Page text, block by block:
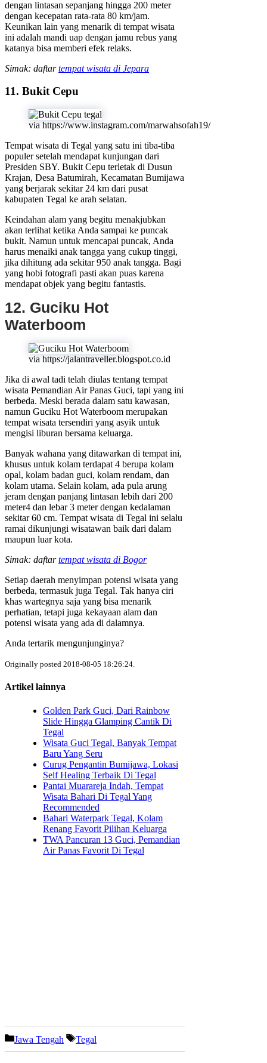
dengan lintasan sepanjang hingga 200 meter
dengan kecepatan rata-rata 80 km/jam.
Keunikan lain yang menarik di tempat wisata
ini adalah mandi uap dengan jamu rebus yang
katanya bisa memberi efek relaks.
Simak: daftartempat wisata di Jepara
11. Bukit Cepu
via https://www.instagram.com/marwahsofah19/
Tempat wisata di Tegal yang satu ini tiba-tiba
populer setelah mendapat kunjungan dari
Presiden SBY. Bukit Cepu terletak di Dusun
Krajan, Desa Batumirah, Kecamatan Bumijawa
yang berjarak sekitar 24 km dari pusat
kabupaten Tegal ke arah selatan.
Keindahan alam yang begitu menakjubkan
akan terlihat ketika Anda sampai ke puncak
bukit. Namun untuk mencapai puncak, Anda
harus menaiki anak tangga yang cukup tinggi,
jika dihitung ada sekitar 950 anak tangga. Bagi
yang hobi fotografi pasti akan puas karena
mendapat objek yang begitu fantastis.
12. Guciku Hot
Waterboom
via https://jalantraveller.blogspot.co.id
Jika di awal tadi telah diulas tentang tempat
wisata Pemandian Air Panas Guci, tapi yang ini
berbeda. Meski berada dalam satu kawasan,
namun Guciku Hot Waterboom merupakan
tempat wisata tersendiri yang asyik untuk
mengisi liburan bersama keluarga.
Banyak wahana yang ditawarkan di tempat ini,
khusus untuk kolam terdapat 4 berupa kolam
opal, kolam badan guci, kolam rendam, dan
kolam utama. Selain kolam, ada pula arung
jeram dengan panjang lintasan lebih dari 200
meter4 dan lebar 3 meter dengan kedalaman
sekitar 60 cm. Tempat wisata di Tegal ini selalu
ramai dikunjungi wisatawan baik dari dalam
maupun luar kota.
Simak: daftartempat wisata di Bogor
Setiap daerah menyimpan potensi wisata yang
berbeda, termasuk juga Tegal. Tak hanya ciri
khas wartegnya saja yang bisa menarik
perhatian, tetapi juga kekayaan alam dan
potensi wisata yang ada di dalamnya.
Anda tertarik mengunjunginya?
Originally posted 2018-08-05 18:26:24.
Artikel lainnya
Golden Park Guci, Dari Rainbow
Slide Hingga Glamping Cantik Di
Tegal
Wisata Guci Tegal, Banyak Tempat
Baru Yang Seru
Curug Pengantin Bumijawa, Lokasi
Self Healing Terbaik Di Tegal
Pantai Muarareja Indah, Tempat
Wisata Bahari Di Tegal Yang
Recommended
Bahari Waterpark Tegal, Kolam
Renang Favorit Pilihan Keluarga
TWA Pancuran 13 Guci, Pemandian
Air Panas Favorit Di Tegal
Kategori
Jawa Tengah Tag
Tegal